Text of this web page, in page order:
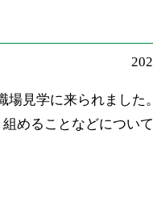
見学に来られました。
めることなどについ